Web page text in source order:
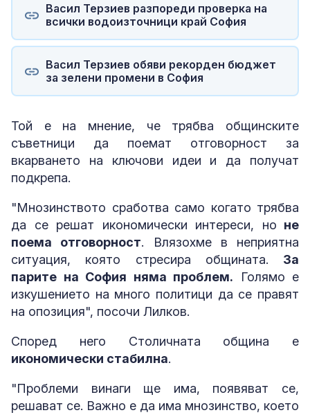
Васил Терзиев разпореди проверка на
всички водоизточници край София
Васил Терзиев обяви рекорден бюджет
за зелени промени в София
Той е на мнение, че трябва общинските
съветници да поемат отговорност за
вкарването на ключови идеи и да получат
подкрепа.
"Мнозинството сработва само когато трябва
да се решат икономически интереси, но не
поема отговорност. Влязохме в неприятна
ситуация, която стресира общината. За
парите на София няма проблем. Голямо е
изкушението на много политици да се правят
на опозиция", посочи Лилков.
Според него Столичната община е
икономически стабилна.
"Проблеми винаги ще има, появяват се,
решават се. Важно е да има мнозинство, което